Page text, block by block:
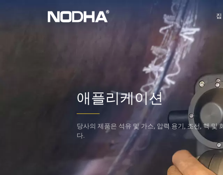
집
애플리케이션
당사의 제품은 석유 및 가스, 압력 용기, 조선, 핵 및
다.